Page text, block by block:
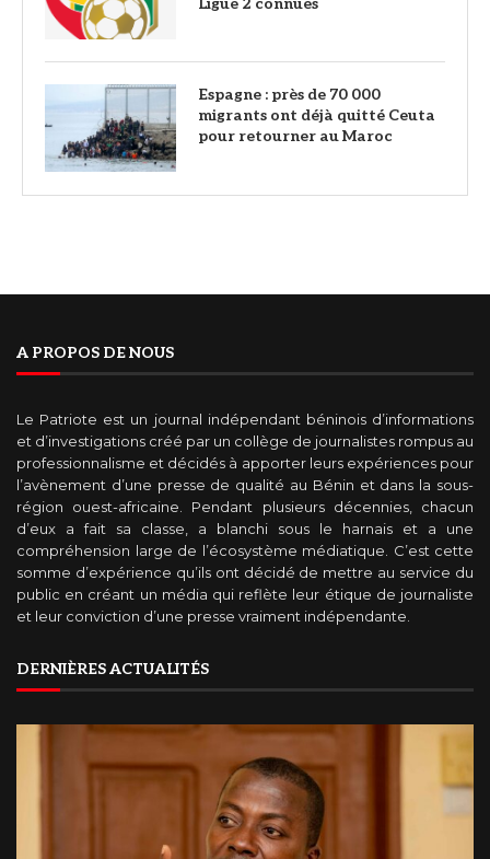
‎Espagne : près de 70 000
migrants ont déjà quitté Ceuta
pour retourner au Maroc
A PROPOS DE NOUS
Le Patriote est un journal indépendant béninois d’informations
et d’investigations créé par un collège de journalistes rompus au
professionnalisme et décidés à apporter leurs expériences pour
l’avènement d’une presse de qualité au Bénin et dans la sous-
région ouest-africaine. Pendant plusieurs décennies, chacun
d’eux a fait sa classe, a blanchi sous le harnais et a une
compréhension large de l’écosystème médiatique. C’est cette
somme d’expérience qu’ils ont décidé de mettre au service du
public en créant un média qui reflète leur étique de journaliste
et leur conviction d’une presse vraiment indépendante.
DERNIÈRES ACTUALITÉS